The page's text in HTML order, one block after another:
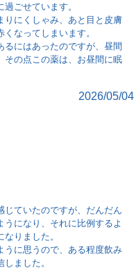
ごせています。
りにくしゃみ、あと目と皮膚
なってしまいます。
にはあったのですが、昼間
その点この薬は、お昼間に眠
2026/05/04
じていたのですが、だんだん
になり、それに比例するよ
りました。
うに思うので、ある程度飲み
ました。